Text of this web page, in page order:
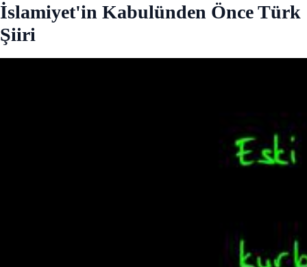
İslamiyet'in Kabulünden Önce Türk
Şiiri